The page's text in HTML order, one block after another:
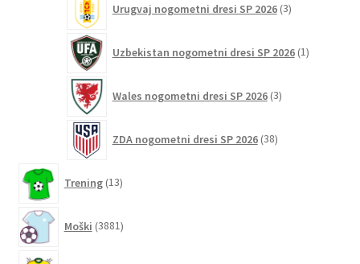
Urugvaj nogometni dresi SP 2026 3izdelki
Uzbekistan nogometni dresi SP 2026 1izdelek
Wales nogometni dresi SP 2026 3izdelki
ZDA nogometni dresi SP 2026 38izdelkov
Trening 13izdelkov
Moški 3881izdelkov